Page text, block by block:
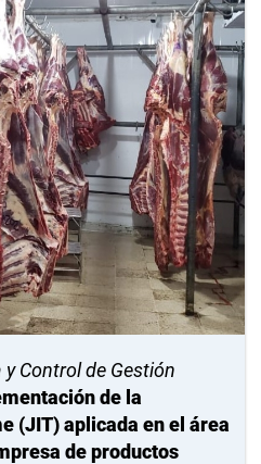
Control de Gestión
de la
(JIT) aplicada en el área
de productos